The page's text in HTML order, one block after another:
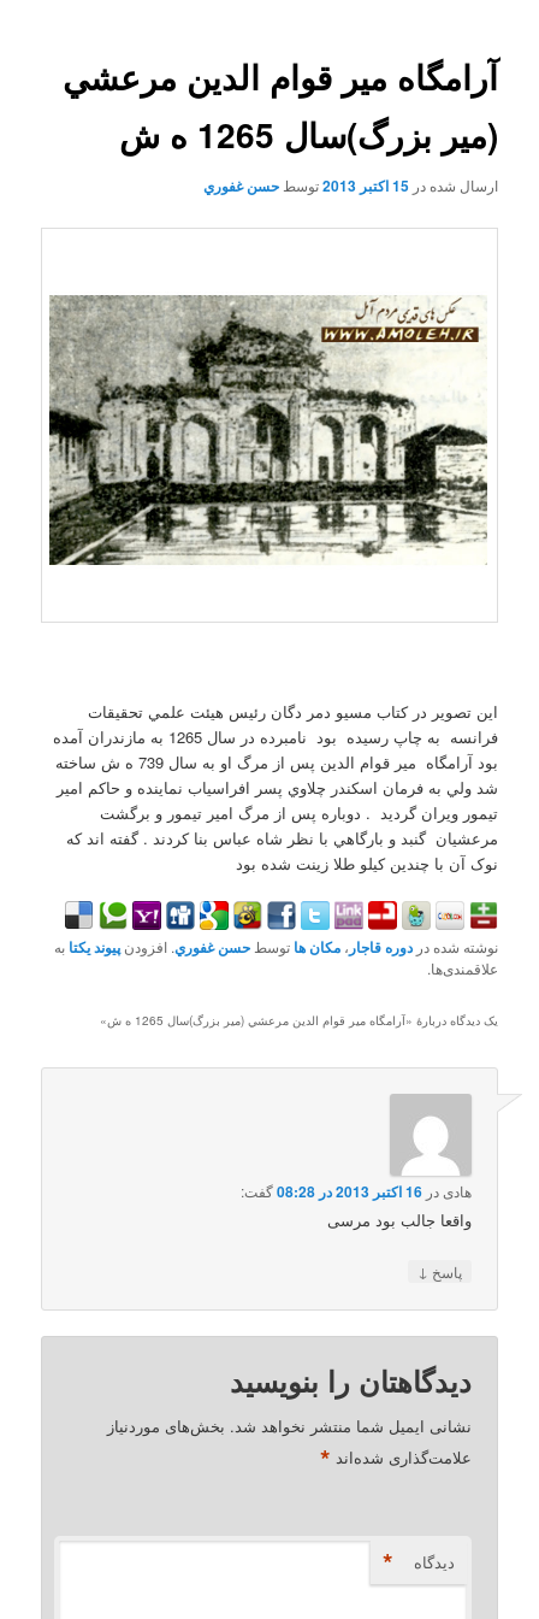
آرامگاه مير قوام الدين مرعشي
(مير بزرگ)سال 1265 ه ش
ارسال شده در15 اکتبر 2013 توسطحسن غفوري
اين تصوير در کتاب مسيو دمر دگان رئيس هيئت علمي تحقيقات
فرانسه به چاپ رسيده بود نامبرده در سال 1265 به مازندران آمده
بود آرامگاه مير قوام الدين پس از مرگ او به سال 739 ه ش ساخته
شد ولي به فرمان اسکندر چلاوي پسر افراسياب نماينده و حاکم امير
تيمور ويران گرديد . دوباره پس از مرگ امير تيمور و برگشت
مرعشيان گنبد و بارگاهي با نظر شاه عباس بنا کردند . گفته اند که
نوک آن با چندين کيلو طلا زينت شده بود
نوشته شده دردوره قاجار ،مکان ها توسطحسن غفوري. افزودنپیوند یکتا به
علاقمندی‌ها.
یک دیدگاه دربارهٔ «آرامگاه مير قوام الدين مرعشي (مير بزرگ)سال 1265 ه ش »
هادیدر16 اکتبر 2013 در 08:28 گفت:
واقعا جالب بود مرسی
پاسخ ↓
دیدگاهتان را بنویسید
نشانی ایمیل شما منتشر نخواهد شد. بخش‌های موردنیاز
علامت‌گذاری شده‌اند *
دیدگاه *